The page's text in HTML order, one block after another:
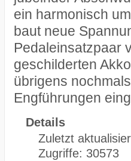
ein harmonisch
baut neue
Pedaleinsatzpaar
geschilderten
übrigens
Engführungen
Details
Zuletzt
Zugriffe: 30573